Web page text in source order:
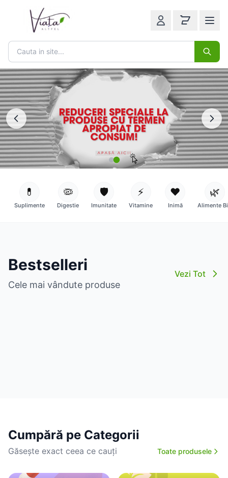
💊
Suplimente
🦠
Digestie
🛡️
Imunitate
⚡
Vitamine
❤️
Inimă
🌿
Alimente
Bestselleri
Cele mai vândute produse
Vezi Tot
Cumpără pe Categorii
Găsește exact ceea ce cauți Toate produsele